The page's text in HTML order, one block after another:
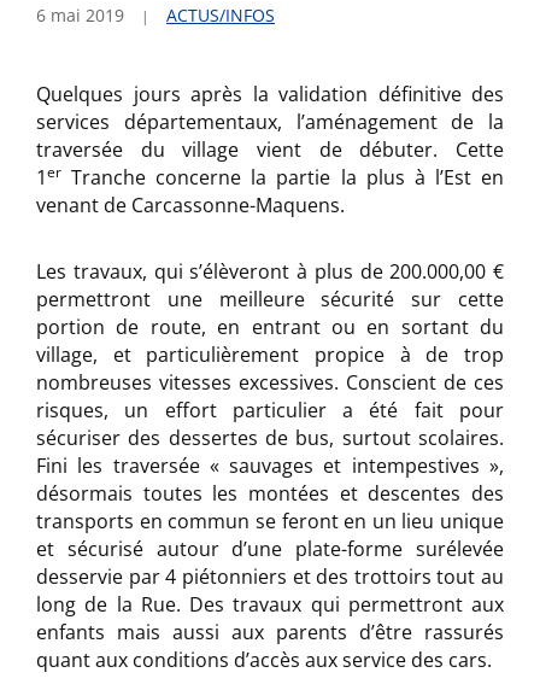
6 mai 2019 ACTUS/INFOS
Quelques jours après la validation définitive des
services départementaux, l’aménagement de la
traversée du village vient de débuter. Cette
1er Tranche concerne la partie la plus à l’Est en
venant de Carcassonne-Maquens.
Les travaux, qui s’élèveront à plus de 200.000,00 €
permettront une meilleure sécurité sur cette
portion de route, en entrant ou en sortant du
village, et particulièrement propice à de trop
nombreuses vitesses excessives. Conscient de ces
risques, un effort particulier a été fait pour
sécuriser des dessertes de bus, surtout scolaires.
Fini les traversée « sauvages et intempestives »,
désormais toutes les montées et descentes des
transports en commun se feront en un lieu unique
et sécurisé autour d’une plate-forme surélevée
desservie par 4 piétonniers et des trottoirs tout au
long de la Rue. Des travaux qui permettront aux
enfants mais aussi aux parents d’être rassurés
quant aux conditions d’accès aux service des cars.